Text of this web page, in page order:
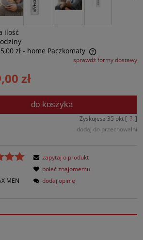
ilość
zł - home Paczkomaty
kosztów płatnościsprawdź formy dostawy
zł
do koszyka
Zyskujesz 35 pkt [ ? ]
dodaj do przechowalni
MEN
zapytaj o produkt
poleć znajomemu
dodaj opinię